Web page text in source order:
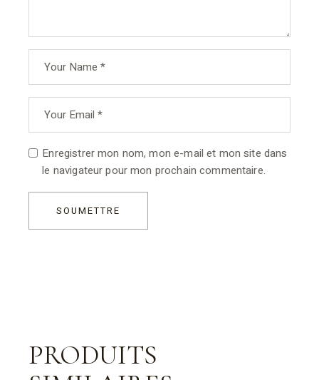
Enregistrer mon nom, mon e-mail et mon site dans
le navigateur pour mon prochain commentaire.
SOUMETTRE
PRODUITS